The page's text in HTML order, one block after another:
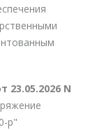
23.05.2026 N
р"